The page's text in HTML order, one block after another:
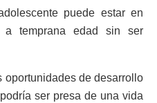
puede estar en
a temprana edad sin ser
oportunidades de desarrollo
ser presa de una vida